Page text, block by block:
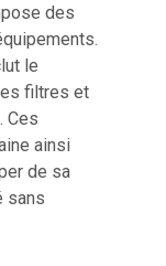
des
le
filtres et
Ces
ainsi
de sa
sans